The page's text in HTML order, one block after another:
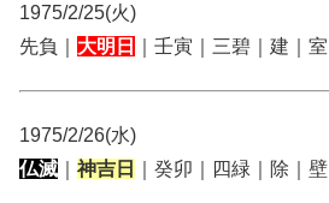
1975/2/25(火)
先負｜ 大明日 ｜壬寅｜三碧｜建｜室
1975/2/26(水)
仏滅
神吉日 ｜癸卯｜四緑｜除｜壁